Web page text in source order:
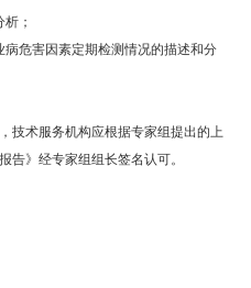
；
危害因素定期检测情况的描述和分
技术服务机构应根据专家组提出的上
告》经专家组组长签名认可。